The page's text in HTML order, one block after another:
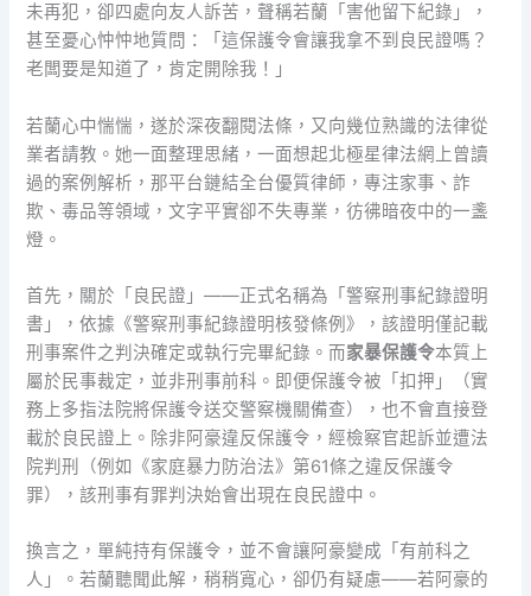
未再犯，卻四處向友人訴苦，聲稱若蘭「害他留下紀錄」，
甚至憂心忡忡地質問：「這保護令會讓我拿不到良民證嗎？
老闆要是知道了，肯定開除我！」
若蘭心中惴惴，遂於深夜翻閱法條，又向幾位熟識的法律從
業者請教。她一面整理思緒，一面想起北極星律法網上曾讀
過的案例解析，那平台鏈結全台優質律師，專注家事、詐
欺、毒品等領域，文字平實卻不失專業，彷彿暗夜中的一盞
燈。
首先，關於「良民證」——正式名稱為「警察刑事紀錄證明
書」，依據《警察刑事紀錄證明核發條例》，該證明僅記載
刑事案件之判決確定或執行完畢紀錄。而家暴保護令本質上
屬於民事裁定，並非刑事前科。即便保護令被「扣押」（實
務上多指法院將保護令送交警察機關備查），也不會直接登
載於良民證上。除非阿豪違反保護令，經檢察官起訴並遭法
院判刑（例如《家庭暴力防治法》第61條之違反保護令
罪），該刑事有罪判決始會出現在良民證中。
換言之，單純持有保護令，並不會讓阿豪變成「有前科之
人」。若蘭聽聞此解，稍稍寬心，卻仍有疑慮——若阿豪的